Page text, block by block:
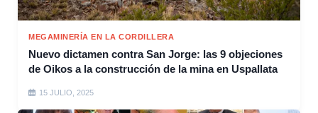
MEGAMINERÍA EN LA CORDILLERA
Nuevo dictamen contra San Jorge: las 9 objeciones
de Oikos a la construcción de la mina en Uspallata
15 JULIO, 2025